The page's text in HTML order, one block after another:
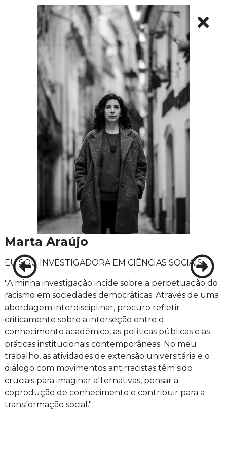
Marta Araújo
EU SOU INVESTIGADORA EM CIÊNCIAS SOCIAIS
"A minha investigação incide sobre a perpetuação do
racismo em sociedades democráticas. Através de uma
abordagem interdisciplinar, procuro refletir
criticamente sobre a interseção entre o
conhecimento académico, as políticas públicas e as
práticas institucionais contemporâneas. No meu
trabalho, as atividades de extensão universitária e o
diálogo com movimentos antirracistas têm sido
cruciais para imaginar alternativas, pensar a
coprodução de conhecimento e contribuir para a
transformação social."